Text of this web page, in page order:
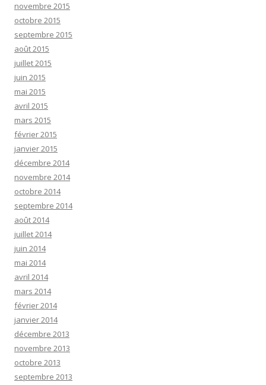
novembre 2015
octobre 2015
septembre 2015
août 2015
juillet 2015
juin 2015
mai 2015
avril 2015
mars 2015
février 2015
janvier 2015
décembre 2014
novembre 2014
octobre 2014
septembre 2014
août 2014
juillet 2014
juin 2014
mai 2014
avril 2014
mars 2014
février 2014
janvier 2014
décembre 2013
novembre 2013
octobre 2013
septembre 2013